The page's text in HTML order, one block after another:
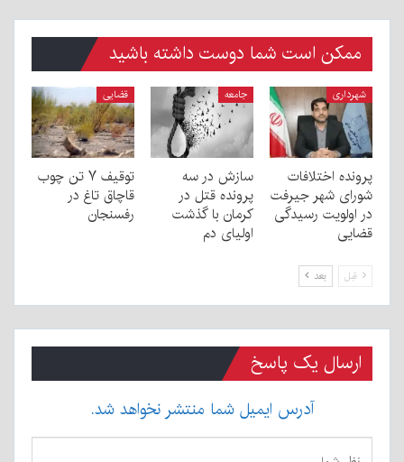
ممکن است شما دوست داشته باشید
شهرداری
پرونده اختلافات
شورای شهر جیرفت
در اولویت رسیدگی
قضایی
جامعه
سازش در سه
پرونده قتل در
کرمان با گذشت
اولیای دم
قضایی
توقیف ۷ تن چوب
قاچاق تاغ در
رفسنجان
قبل بعد
ارسال یک پاسخ
آدرس ایمیل شما منتشر نخواهد شد.